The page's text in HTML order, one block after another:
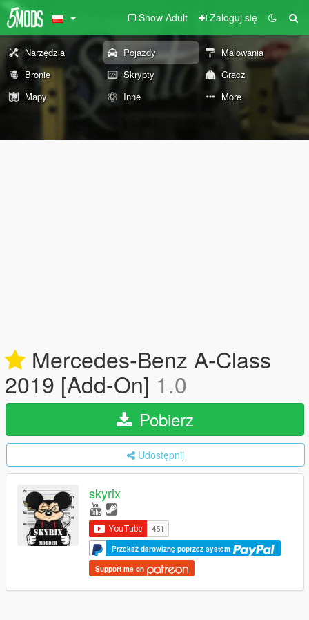
Show Adult Zaloguj się
Narzędzia Pojazdy
Malowania
Bronie
Skrypty
Gracz
Mapy
Inne More
Mercedes-Benz A-Class
2019 [Add-On] 1.0
Pobierz
Udostępnij
skyrix
Przekaż darowiznę poprzez system
Support me on